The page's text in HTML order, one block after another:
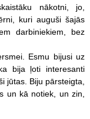
nākotni, jo,
kuri auguši šajās
darbiniekiem, bez
Esmu bijusi uz
bija ļoti interesanti
jūtas. Biju pārsteigta,
un kā notiek, un zin,